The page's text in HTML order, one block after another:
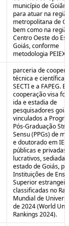
município de
para atuar na
metropolitana de
bem como na
Centro Oeste do
Goiás, conforme
metodologia PEIEX.
parceria de
técnica e científica
SECTI e a FAPEG.
cooperação visa
ida e estadia de
pesquisadores
vinculados a
Pós-Graduação
Sensu (PPGs) de
e doutorado em IES
públicas e privadas
lucrativos,
estado de Goiás,
Instituições de
Superior
classificadas no
Mundial de
de 2024 (World
Rankings 2024).